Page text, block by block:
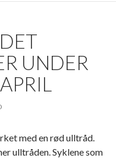
UNDER
med en rød ulltråd.
ulltråden. Syklene som